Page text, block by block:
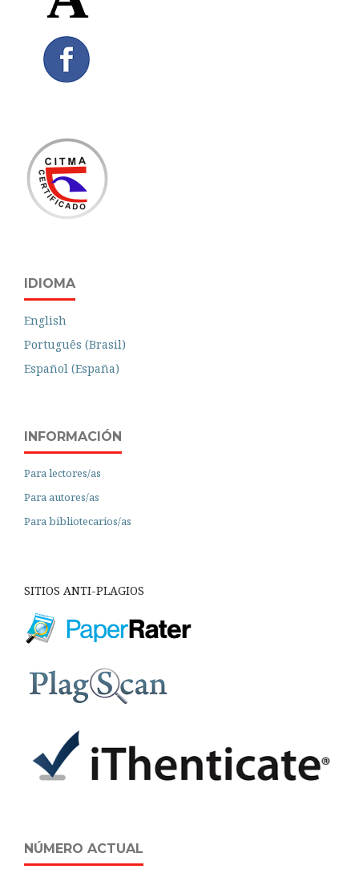
IDIOMA
English
Português (Brasil)
Español (España)
INFORMACIÓN
Para lectores/as
Para autores/as
Para bibliotecarios/as
SITIOS ANTI-PLAGIOS
NÚMERO ACTUAL